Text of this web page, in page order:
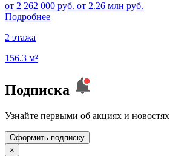
от 2 262 000 руб. от 2.26 млн руб.
Подробнее
2 этажа
156.3 м²
Подписка
Узнайте первыми об акциях и новостях
Оформить подписку
×